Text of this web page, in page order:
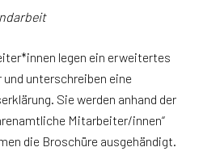
legen ein erweitertes
unterschreiben eine
Sie werden anhand der
Mitarbeiter/innen“
die Broschüre ausgehändigt.